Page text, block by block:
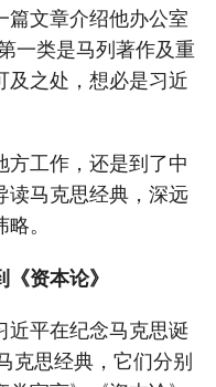
篇文章介绍他办公室
一类是马列著作及重
及之处，想必是习近
工作，还是到了中
读马克思经典，深远
。
资本论》
平在纪念马克思诞
克思经典，它们分别